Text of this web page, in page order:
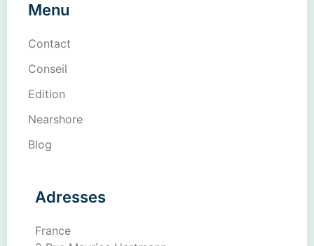
Menu
Contact
Conseil
Edition
Nearshore
Blog
Adresses
France